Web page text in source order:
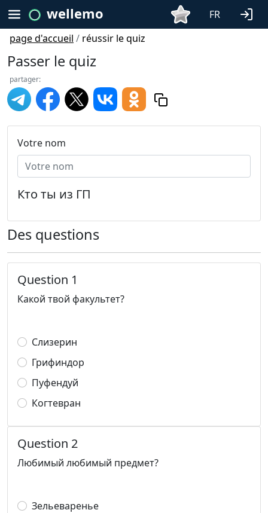
wellemo
FR
page d'accueil / réussir le quiz
Passer le quiz
partager:
Votre nom
Кто ты из ГП
Des questions
Question 1
Какой твой факультет?
Слизерин
Грифиндор
Пуфендуй
Когтевран
Question 2
Любимый любимый предмет?
Зельеваренье